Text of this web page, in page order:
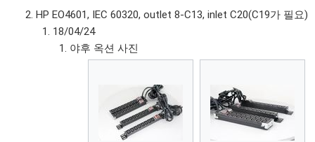
HP EO4601, IEC 60320, outlet 8-C13, inlet C20(C19가 필요)
18/04/24
야후 옥션 사진